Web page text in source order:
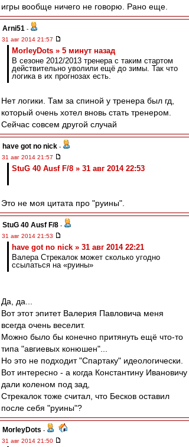
игры вообще ничего не говорю. Рано еще.
Arni51 -
31 авг 2014 21:57
MorleyDots » 5 минут назад
В сезоне 2012/2013 тренера с таким стартом
действительно уволили ещё до зимы. Так что
логика в их прогнозах есть.
Нет логики. Там за спиной у тренера был гд,
который очень хотел вновь стать тренером.
Сейчас совсем другой случай
have got no nick -
31 авг 2014 21:57
StuG 40 Ausf F/8 » 31 авг 2014 22:53
Это не моя цитата про "руины".
StuG 40 Ausf F/8 -
31 авг 2014 21:53
have got no nick » 31 авг 2014 22:21
Валера Стрекалок может сколько угодно
ссылаться на «руины»
Да, да...
Вот этот эпитет Валерия Павловича меня
всегда очень веселит.
Можно было бы конечно притянуть ещё что-то
типа "авгиевых конюшен"...
Но это не подходит "Спартаку" идеологически.
Вот интересно - а когда Константину Ивановичу
дали коленом под зад,
Стрекалок тоже считал, что Бесков оставил
после себя "руины"?
MorleyDots -
31 авг 2014 21:50